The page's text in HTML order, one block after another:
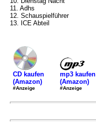
11. Adhs
12. Schauspielführer
13. ICE Abteil
CD kaufen
(Amazon)
#Anzeige
mp3 kaufen
(Amazon)
#Anzeige